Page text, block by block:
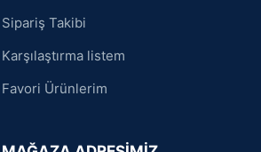
Sipariş Takibi
Karşılaştırma listem
Favori Ürünlerim